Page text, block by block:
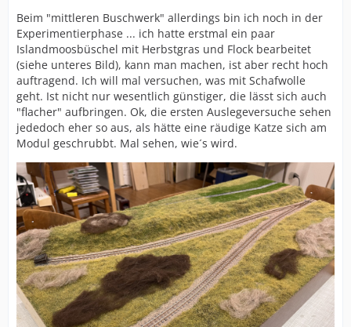
Beim "mittleren Buschwerk" allerdings bin ich noch in der
Experimentierphase ... ich hatte erstmal ein paar
Islandmoosbüschel mit Herbstgras und Flock bearbeitet
(siehe unteres Bild), kann man machen, ist aber recht hoch
auftragend. Ich will mal versuchen, was mit Schafwolle
geht. Ist nicht nur wesentlich günstiger, die lässt sich auch
"flacher" aufbringen. Ok, die ersten Auslegeversuche sehen
jededoch eher so aus, als hätte eine räudige Katze sich am
Modul geschrubbt. Mal sehen, wie´s wird.